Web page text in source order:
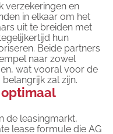
verzekeringen en
in elkaar om het
uit te breiden met
hun
Beide partners
naar zowel
wat vooral voor de
zal zijn.
de leasingmarkt,
lease formule die AG